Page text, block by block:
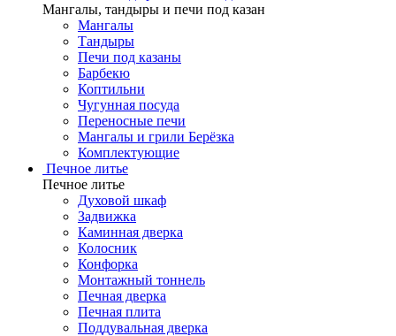
Мангалы, тандыры и печи под казан
Мангалы
Тандыры
Печи под казаны
Барбекю
Коптильни
Чугунная посуда
Переносные печи
Мангалы и грили Берёзка
Комплектующие
Печное литье
Печное литье
Духовой шкаф
Задвижка
Каминная дверка
Колосник
Конфорка
Монтажный тоннель
Печная дверка
Печная плита
Поддувальная дверка